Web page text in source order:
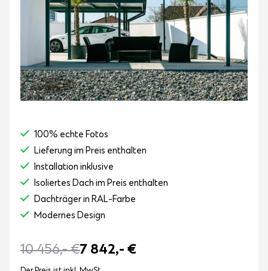
100% echte Fotos
Lieferung im Preis enthalten
Installation inklusive
Isoliertes Dach im Preis enthalten
Dachträger in RAL-Farbe
Modernes Design
10 456,-€7 842,- €